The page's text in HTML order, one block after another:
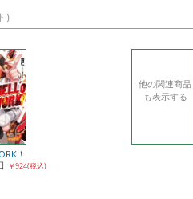
)
！
￥924(税込)
他の関連商品
も表示する